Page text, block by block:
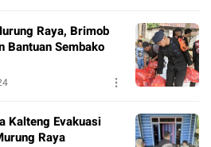
Raya, Brimob
Bantuan Sembako
Kalteng Evakuasi
Raya